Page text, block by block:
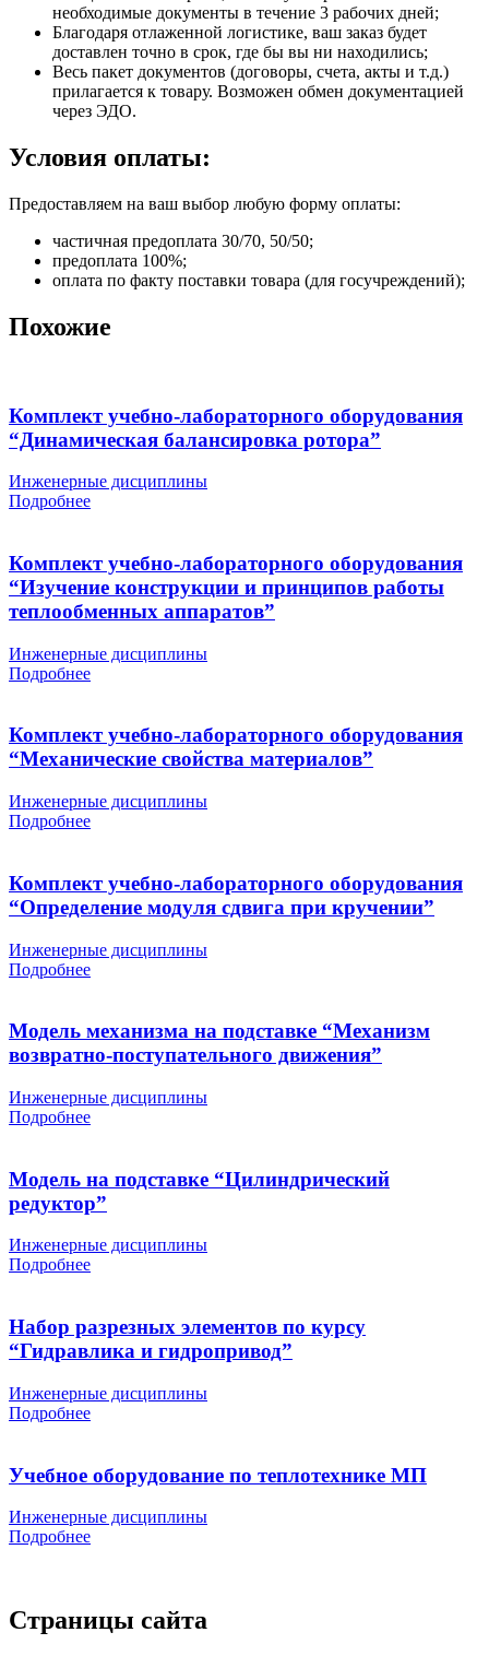
необходимые документы в течение 3 рабочих дней;
Благодаря отлаженной логистике, ваш заказ будет
доставлен точно в срок, где бы вы ни находились;
Весь пакет документов (договоры, счета, акты и т.д.)
прилагается к товару. Возможен обмен документацией
через ЭДО.
Условия оплаты:
Предоставляем на ваш выбор любую форму оплаты:
частичная предоплата 30/70, 50/50;
предоплата 100%;
оплата по факту поставки товара (для госучреждений);
Похожие
Комплект учебно-лабораторного оборудования
“Динамическая балансировка ротора”
Инженерные дисциплины
Подробнее
Комплект учебно-лабораторного оборудования
“Изучение конструкции и принципов работы
теплообменных аппаратов”
Инженерные дисциплины
Подробнее
Комплект учебно-лабораторного оборудования
“Механические свойства материалов”
Инженерные дисциплины
Подробнее
Комплект учебно-лабораторного оборудования
“Определение модуля сдвига при кручении”
Инженерные дисциплины
Подробнее
Модель механизма на подставке “Механизм
возвратно-поступательного движения”
Инженерные дисциплины
Подробнее
Модель на подставке “Цилиндрический
редуктор”
Инженерные дисциплины
Подробнее
Набор разрезных элементов по курсу
“Гидравлика и гидропривод”
Инженерные дисциплины
Подробнее
Учебное оборудование по теплотехнике МП
Инженерные дисциплины
Подробнее
Страницы сайта